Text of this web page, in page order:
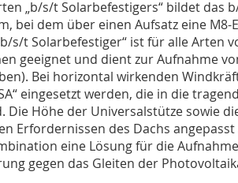
„b/s/t Solarbefestigers“ bildet das
bei dem über einen Aufsatz eine
s/t Solarbefestiger“ ist für alle Arten
geeignet und dient zur Aufnahme
Bei horizontal wirkenden
eingesetzt werden, die in die
Die Höhe der Universalstütze sowie
Erfordernissen des Dachs
eine Lösung für die
gegen das Gleiten der